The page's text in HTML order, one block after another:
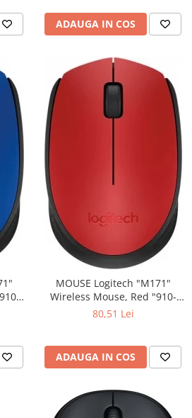
ADAUGA IN COS
MOUSE Logitech "M171"
Wireless Mouse, Red "910-
80,51 Lei
ADAUGA IN COS